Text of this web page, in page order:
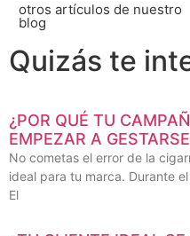
otros artículos de nuestro
blog
Quizás te
¿POR QUÉ TU
EMPEZAR A
No cometas el error de la
ideal para tu marca. Durante
El